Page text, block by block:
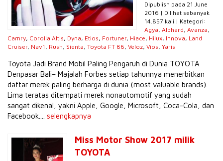
Dipublish pada 21 June
2016 | Dilihat sebanyak
14.857 kali | Kategori:
Agya, Alphard, Avanza,
Camry, Corolla Altis, Dyna, Etios, Fortuner, Hiace, Hilux, Innova, Land
Cruiser, Nav1 , Rush, Sienta, Toyota FT 86, Veloz, Vios, Yaris
Toyota Jadi Brand Mobil Paling Pengaruh di Dunia TOYOTA
Denpasar Bali– Majalah Forbes setiap tahunnya menerbitkan
daftar merek paling berharga di dunia (most valuable brands).
Lima teratas ditempati merek nonautomotif yang sudah
sangat dikenal, yakni Apple, Google, Microsoft, Coca-Cola, dan
Facebook.... selengkapnya
Miss Motor Show 2017 milik
TOYOTA